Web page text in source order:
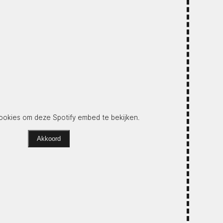
om deze Spotify embed te bekijken.
Akkoord